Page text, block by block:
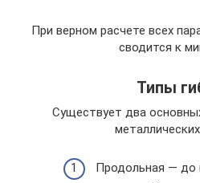
При верном расчете всех
сводится к
Типы
Существует два
Продольная — до